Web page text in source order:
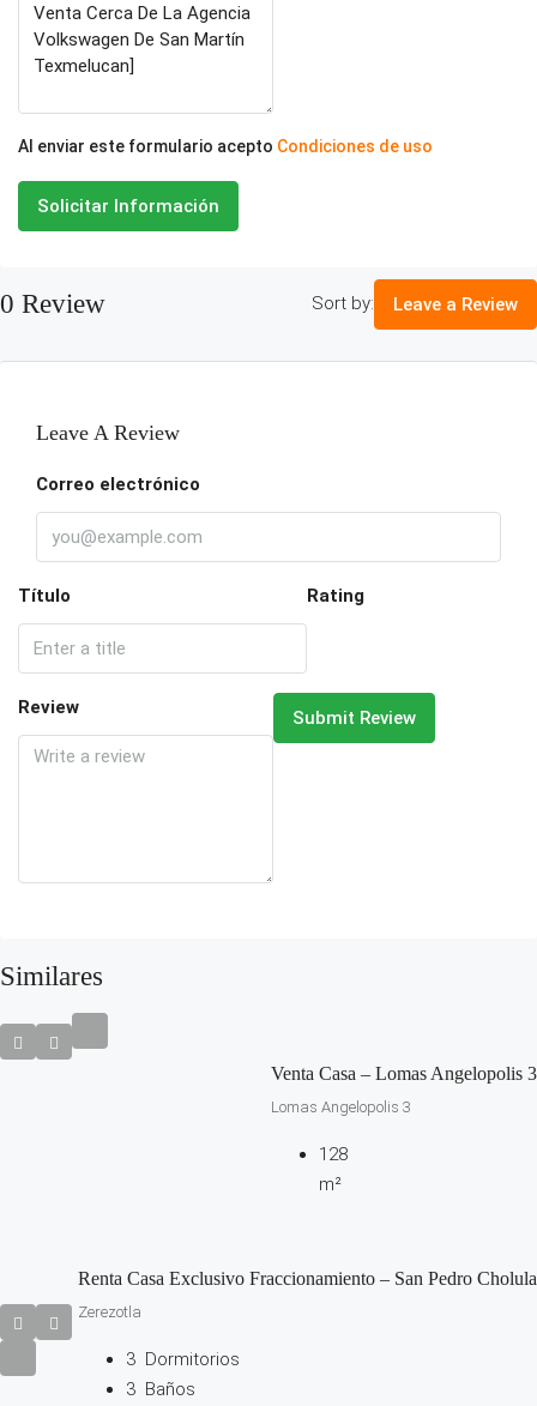
Al enviar este formulario acepto Condiciones de uso
Solicitar Información
0 Review Sort by: Leave a Review
Leave A Review
Correo electrónico
Título Rating
Review Submit Review
Similares
Venta Casa – Lomas Angelopolis 3
Lomas Angelopolis 3
128
m²
Renta Casa Exclusivo Fraccionamiento – San Pedro Cholula
Zerezotla
3 Dormitorios
3 Baños